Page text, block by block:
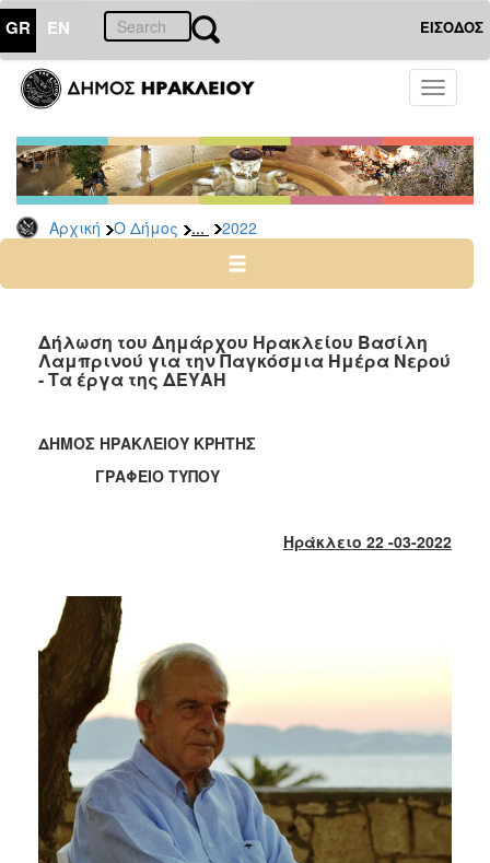
GR EN ΕΙΣΟΔΟΣ
Toggle
Αρχική Ο Δήμος ... 2022
ΔΗΜΟΣ
Δελτία
Τύπου
Αρχείο
2026
2024
2022
2021
2015
2013
2012
2011
2010
2006
Δήλωση του Δημάρχου Ηρακλείου Βασίλη
Λαμπρινού για την Παγκόσμια Ημέρα Νερού
- Τα έργα της ΔΕΥΑΗ
ΔΗΜΟΣ ΗΡΑΚΛΕΙΟΥ ΚΡΗΤΗΣ
ΓΡΑΦΕΙΟ ΤΥΠΟΥ
Ηράκλειο 22 -03-2022